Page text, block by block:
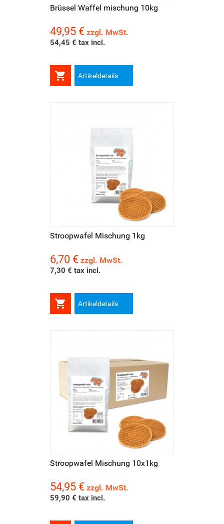
Brüssel Waffel mischung 10kg
Preis
49,95 € zzgl. MwSt.
54,45 € tax incl.
 Artikeldetails
Stroopwafel Mischung 1kg
Preis
6,70 € zzgl. MwSt.
7,30 € tax incl.
 Artikeldetails
Stroopwafel Mischung 10x1kg
Preis
54,95 € zzgl. MwSt.
59,90 € tax incl.